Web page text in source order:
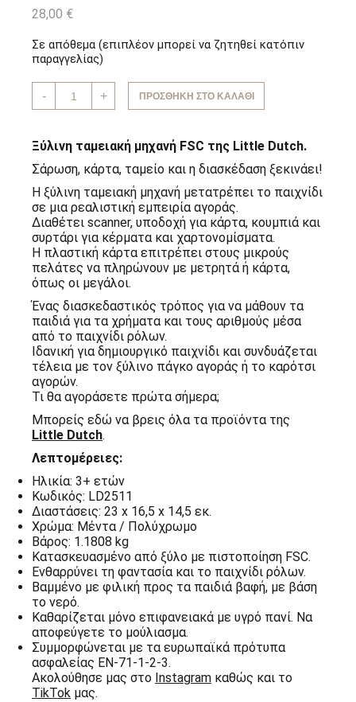
28,00 €
Σε απόθεμα (επιπλέον μπορεί να ζητηθεί κατόπιν
παραγγελίας)
-
Ξύλινη
ταμειακή
μηχανή
Dutch
ποσότητα
+ ΠΡΟΣΘΉΚΗ ΣΤΟ ΚΑΛΆΘΙ
Ξύλινη ταμειακή μηχανή FSC της Little Dutch.
Σάρωση, κάρτα, ταμείο και η διασκέδαση ξεκινάει!
Η ξύλινη ταμειακή μηχανή μετατρέπει το παιχνίδι
σε μια ρεαλιστική εμπειρία αγοράς.
Διαθέτει scanner, υποδοχή για κάρτα, κουμπιά και
συρτάρι για κέρματα και χαρτονομίσματα.
Η πλαστική κάρτα επιτρέπει στους μικρούς
πελάτες να πληρώνουν με μετρητά ή κάρτα,
όπως οι μεγάλοι.
Ένας διασκεδαστικός τρόπος για να μάθουν τα
παιδιά για τα χρήματα και τους αριθμούς μέσα
από το παιχνίδι ρόλων.
Ιδανική για δημιουργικό παιχνίδι και συνδυάζεται
τέλεια με τον ξύλινο πάγκο αγοράς ή το καρότσι
αγορών.
Τι θα αγοράσετε πρώτα σήμερα;
Μπορείς εδώ να βρεις όλα τα προϊόντα της
Little Dutch.
Λεπτομέρειες:
Ηλικία: 3+ ετών
Κωδικός: LD2511
Διαστάσεις: 23 x 16,5 x 14,5 εκ.
Χρώμα: Μέντα / Πολύχρωμο
Βάρος: 1.1808 kg
Κατασκευασμένο από ξύλο με πιστοποίηση FSC.
Ενθαρρύνει τη φαντασία και το παιχνίδι ρόλων.
Βαμμένο με φιλική προς τα παιδιά βαφή, με βάση
το νερό.
Καθαρίζεται μόνο επιφανειακά με υγρό πανί. Nα
αποφεύγετε το μούλιασμα.
Συμμορφώνεται με τα ευρωπαϊκά πρότυπα
ασφαλείας EN-71-1-2-3.
Ακολούθησε μας στο Instagram καθώς και το
TikTok μας.